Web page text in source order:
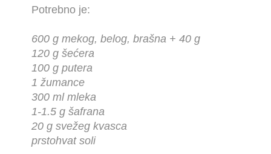
Potrebno je:
600 g mekog, belog, brašna + 40 g
120 g šećera
100 g putera
1 žumance
300 ml mleka
1-1.5 g šafrana
20 g svežeg kvasca
prstohvat soli